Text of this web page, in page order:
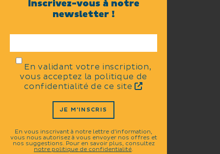
Inscrivez-vous à notre
newsletter !
En validant votre inscription,
vous acceptez la politique de
confidentialité de ce site
JE M'INSCRIS
En vous inscrivant à notre lettre d'information,
vous nous autorisez à vous envoyer nos offres et
nos suggestions. Pour en savoir plus, consultez
notre politique de confidentialité.